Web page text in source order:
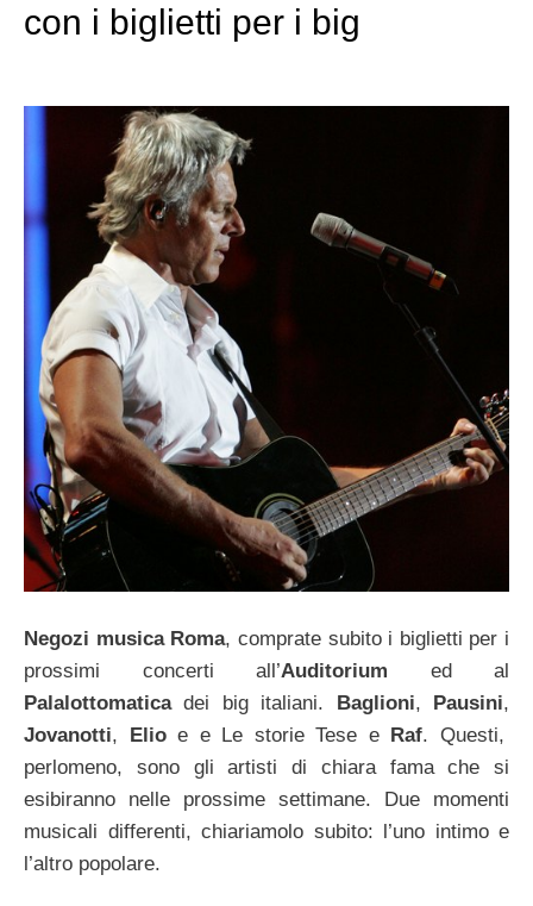
con i biglietti per i big
Negozi musica Roma, comprate subito i biglietti per i
prossimi concerti all’Auditorium ed al
Palalottomaticadei big italiani. Baglioni, Pausini,
Jovanotti, Elioe e Le storie Tese e Raf. Questi,
perlomeno, sono gli artisti di chiara fama che si
esibiranno nelle prossime settimane. Due momenti
musicali differenti, chiariamolo subito: l’uno intimo e
l’altro popolare.